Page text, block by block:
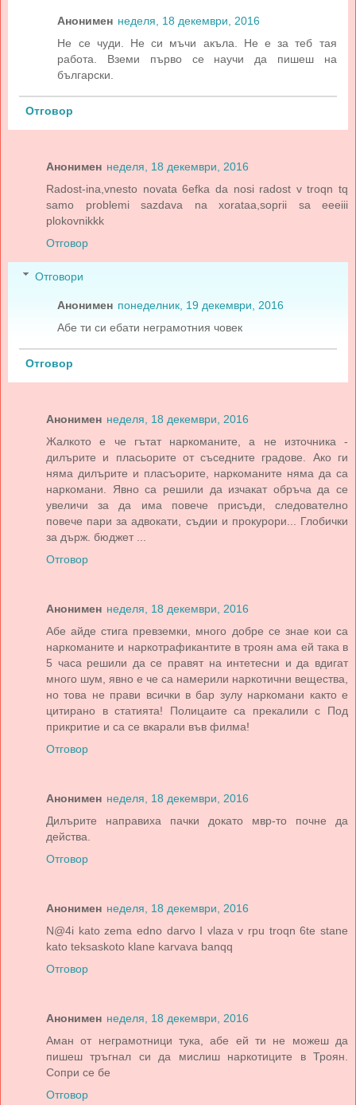
Анонимен неделя, 18 декември, 2016
Не се чуди. Не си мъчи акъла. Не е за теб тая
работа. Вземи първо се научи да пишеш на
български.
Отговор
Анонимен неделя, 18 декември, 2016
Radost-ina,vnesto novata 6efka da nosi radost v troqn tq
samo problemi sazdava na xorataa,soprii sa eeeiii
plokovnikkk
Отговор
Отговори
Анонимен понеделник, 19 декември, 2016
Абе ти си ебати неграмотния човек
Отговор
Анонимен неделя, 18 декември, 2016
Жалкото е че гътат наркоманите, а не източника -
дилърите и пласьорите от съседните градове. Ако ги
няма дилърите и пласъорите, наркоманите няма да са
наркомани. Явно са решили да изчакат обръча да се
увеличи за да има повече присъди, следователно
повече пари за адвокати, съдии и прокурори... Глобички
за държ. бюджет ...
Отговор
Анонимен неделя, 18 декември, 2016
Абе айде стига превземки, много добре се знае кои са
наркоманите и наркотрафикантите в троян ама ей така в
5 часа решили да се правят на интетесни и да вдигат
много шум, явно е че са намерили наркотични вещества,
но това не прави всички в бар зулу наркомани както е
цитирано в статията! Полицаите са прекалили с Под
прикритие и са се вкарали във филма!
Отговор
Анонимен неделя, 18 декември, 2016
Дилърите направиха пачки докато мвр-то почне да
действа.
Отговор
Анонимен неделя, 18 декември, 2016
N@4i kato zema edno darvo I vlaza v rpu troqn 6te stane
kato teksaskoto klane karvava banqq
Отговор
Анонимен неделя, 18 декември, 2016
Аман от неграмотници тука, абе ей ти не можеш да
пишеш тръгнал си да мислиш наркотиците в Троян.
Сопри се бе
Отговор